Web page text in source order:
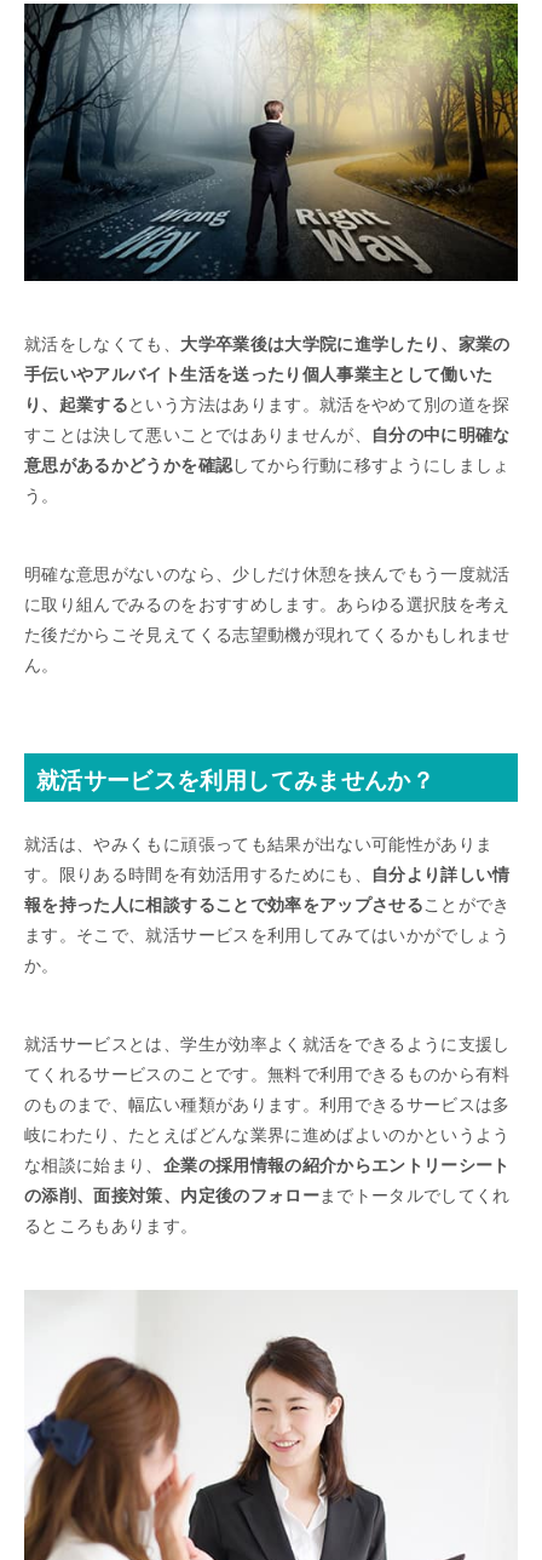
就活をしなくても、 大学卒業後は大学院に進学したり、家業の
手伝いやアルバイト生活を送ったり個人事業主として働いた
り、起業するという方法はあります。就活をやめて別の道を探
すことは決して悪いことではありませんが、
自分の中に明確な
意思があるかどうかを確認してから行動に移すようにしましょ
う。
明確な意思がないのなら、少しだけ休憩を挟んでもう一度就活
に取り組んでみるのをおすすめします。あらゆる選択肢を考え
た後だからこそ見えてくる志望動機が現れてくるかもしれませ
ん。
就活サービスを利用してみませんか？
就活は、やみくもに頑張っても結果が出ない可能性がありま
す。限りある時間を有効活用するためにも、
自分より詳しい情
報を持った人に相談することで効率をアップさせることができ
ます。そこで、就活サービスを利用してみてはいかがでしょう
か。
就活サービスとは、学生が効率よく就活をできるように支援し
てくれるサービスのことです。無料で利用できるものから有料
のものまで、幅広い種類があります。利用できるサービスは多
岐にわたり、たとえばどんな業界に進めばよいのかというよう
な相談に始まり、 企業の採用情報の紹介からエントリーシート
の添削、面接対策、内定後のフォローまでトータルでしてくれ
るところもあります。